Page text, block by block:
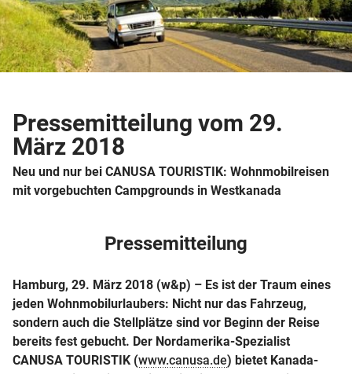
Service
Pressemitteilung vom 29.
März 2018
Neu und nur bei CANUSA TOURISTIK: Wohnmobilreisen
mit vorgebuchten Campgrounds in Westkanada
Pressemitteilung
Hamburg, 29. März 2018 (w&p) – Es ist der Traum eines
jeden Wohnmobilurlaubers: Nicht nur das Fahrzeug,
sondern auch die Stellplätze sind vor Beginn der Reise
bereits fest gebucht. Der Nordamerika-Spezialist
CANUSA TOURISTIK (www.canusa.de) bietet Kanada-